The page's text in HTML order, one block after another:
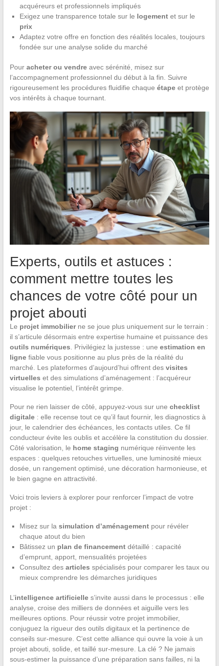
acquéreurs et professionnels impliqués
Exigez une transparence totale sur le logementet sur le
prix
Adaptez votre offre en fonction des réalités locales, toujours
fondée sur une analyse solide du marché
Pour acheter ou vendreavec sérénité, misez sur
l’accompagnement professionnel du début à la fin. Suivre
rigoureusement les procédures fluidifie chaque étapeet protège
vos intérêts à chaque tournant.
Experts, outils et astuces :
comment mettre toutes les
chances de votre côté pour un
projet abouti
Le projet immobilierne se joue plus uniquement sur le terrain :
il s’articule désormais entre expertise humaine et puissance des
outils numériques . Privilégiez la justesse : une estimation en
lignefiable vous positionne au plus près de la réalité du
marché. Les plateformes d’aujourd’hui offrent des visites
virtuelles et des simulations d’aménagement : l’acquéreur
visualise le potentiel, l’intérêt grimpe.
Pour ne rien laisser de côté, appuyez-vous sur une checklist
digitale: elle recense tout ce qu’il faut fournir, les diagnostics à
jour, le calendrier des échéances, les contacts utiles. Ce fil
conducteur évite les oublis et accélère la constitution du dossier.
Côté valorisation, le home staging numérique réinvente les
espaces : quelques retouches virtuelles, une luminosité mieux
dosée, un rangement optimisé, une décoration harmonieuse, et
le bien gagne en attractivité.
Voici trois leviers à explorer pour renforcer l’impact de votre
projet :
Misez sur la simulation d’aménagementpour révéler
chaque atout du bien
Bâtissez un plan de financementdétaillé : capacité
d’emprunt, apport, mensualités projetées
Consultez des articles spécialisés pour comparer les taux ou
mieux comprendre les démarches juridiques
L’intelligence artificielles’invite aussi dans le processus : elle
analyse, croise des milliers de données et aiguille vers les
meilleures options. Pour réussir votre projet immobilier,
conjuguez la rigueur des outils digitaux et la pertinence de
conseils sur-mesure. C’est cette alliance qui ouvre la voie à un
projet abouti, solide, et taillé sur-mesure. La clé ? Ne jamais
sous-estimer la puissance d’une préparation sans failles, ni la